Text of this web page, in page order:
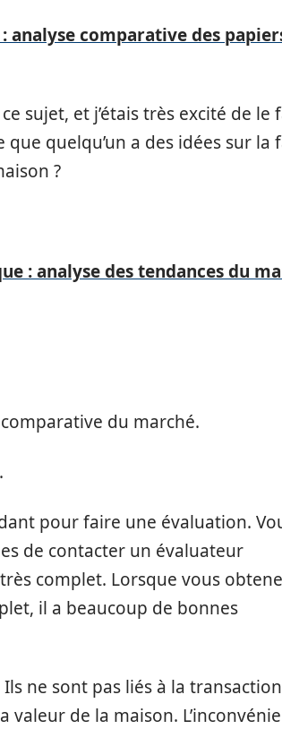
analyse comparative des
sujet, et j’étais très excité de le
que quelqu’un a des idées sur la
?
: analyse des tendances du
du marché.
pour faire une évaluation.
de contacter un évaluateur
complet. Lorsque vous
il a beaucoup de bonnes
ne sont pas liés à la
de la maison.